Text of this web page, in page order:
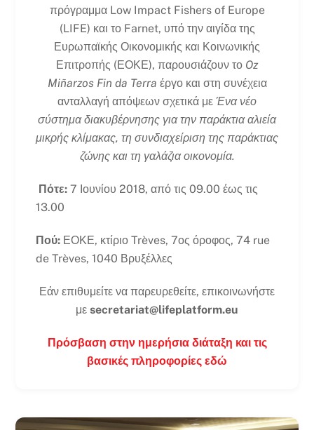
πρόγραμμα Low Impact Fishers of Europe
(LIFE) και το Farnet, υπό την αιγίδα της
Ευρωπαϊκής Οικονομικής και Κοινωνικής
Επιτροπής (ΕΟΚΕ), παρουσιάζουν το Oz
Miñarzos Fin da Terra έργο και στη συνέχεια
ανταλλαγή απόψεων σχετικά με Ένα νέο
σύστημα διακυβέρνησης για την παράκτια αλιεία
μικρής κλίμακας, τη συνδιαχείριση της παράκτιας
ζώνης και τη γαλάζια οικονομία.
Πότε:7 Ιουνίου 2018, από τις 09.00 έως τις
13.00
Πού:ΕΟΚΕ, κτίριο Trèves, 7ος όροφος, 74 rue
de Trèves, 1040 Βρυξέλλες
Εάν επιθυμείτε να παρευρεθείτε, επικοινωνήστε
με secretariat@lifeplatform.eu
Πρόσβαση στην ημερήσια διάταξη και τις
βασικές πληροφορίες εδώ